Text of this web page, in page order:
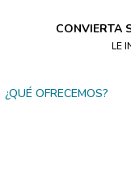
CONVIERTA
LE
¿QUÉ OFRECEMOS?